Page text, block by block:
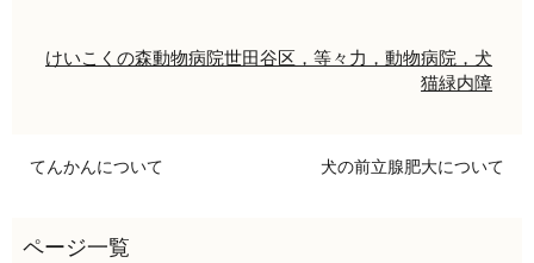
けいこくの森動物病院世田谷区，等々力，動物病院，犬
猫緑内障
てんかんについて 犬の前立腺肥大について